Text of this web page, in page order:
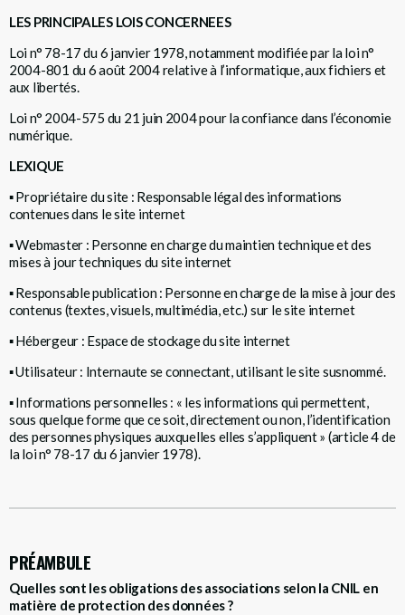
LES PRINCIPALES LOIS CONCERNEES
Loi n° 78-17 du 6 janvier 1978, notamment modifiée par la loi n°
2004-801 du 6 août 2004 relative à l’informatique, aux fichiers et
aux libertés.
Loi n° 2004-575 du 21 juin 2004 pour la confiance dans l’économie
numérique.
LEXIQUE
▪Propriétaire du site : Responsable légal des informations
contenues dans le site internet
▪Webmaster : Personne en charge du maintien technique et des
mises à jour techniques du site internet
▪Responsable publication : Personne en charge de la mise à jour des
contenus (textes, visuels, multimédia, etc.) sur le site internet
▪Hébergeur : Espace de stockage du site internet
▪Utilisateur : Internaute se connectant, utilisant le site susnommé.
▪Informations personnelles : « les informations qui permettent,
sous quelque forme que ce soit, directement ou non, l’identification
des personnes physiques auxquelles elles s’appliquent » (article 4 de
la loi n° 78-17 du 6 janvier 1978).
PRÉAMBULE
Quelles sont les obligations des associations selon la CNIL en
matière de protection des données ?